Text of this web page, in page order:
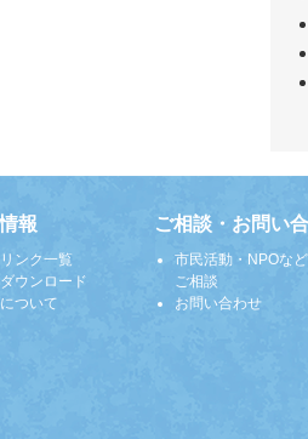
報
ンク一覧
ウンロード
ついて
ご相談・お問い
市民活動・NPOな
ご相談
お問い合わせ